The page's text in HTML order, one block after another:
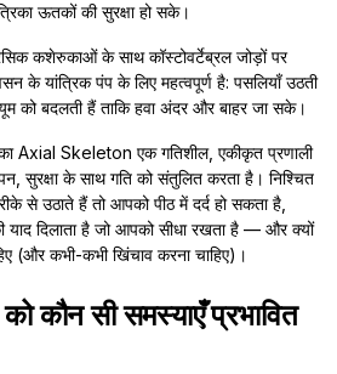
ऊतकों की सुरक्षा हो सके।
कशेरुकाओं के साथ कॉस्टोवर्टेब्रल जोड़ों पर
के यांत्रिक पंप के लिए महत्वपूर्ण है: पसलियाँ उठती
को बदलती हैं ताकि हवा अंदर और बाहर जा सके।
Axial Skeleton एक गतिशील, एकीकृत प्रणाली
सुरक्षा के साथ गति को संतुलित करता है। निश्चित
उठाते हैं तो आपको पीठ में दर्द हो सकता है,
दिलाता है जो आपको सीधा रखता है — और क्यों
(और कभी-कभी खिंचाव करना चाहिए)।
कौन सी समस्याएँ प्रभावित